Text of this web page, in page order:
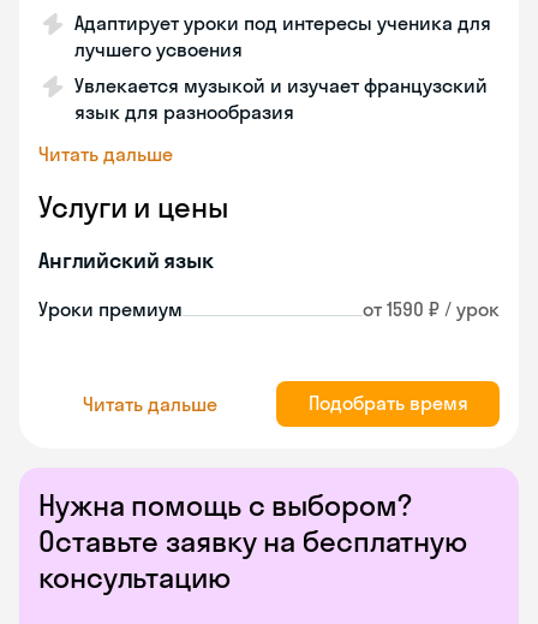
Нужна помощь с выбором?
Оставьте заявку на бесплатную
консультацию
Адаптирует уроки под интересы ученика для
лучшего усвоения
Увлекается музыкой и изучает французский
язык для разнообразия
Читать дальше
Услуги и цены
Английский язык
Уроки премиум от 1590 ₽ / урок
Читать дальше Подобрать время